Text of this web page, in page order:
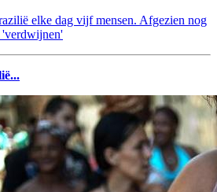
elke dag vijf mensen. Afgezien nog
'verdwijnen'